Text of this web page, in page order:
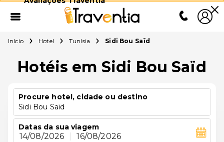
Início Hotel Tunísia Sidi Bou Saïd
Hotéis em Sidi Bou Saïd
Procure hotel, cidade ou destino
Sidi Bou Saïd
Datas da sua viagem
14/08/2026 16/08/2026